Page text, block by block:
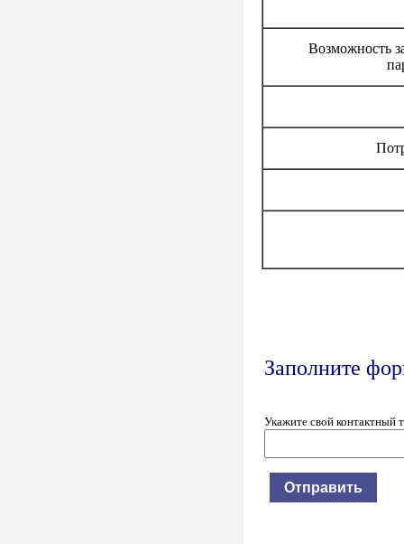
Возможность
Заполните
Укажите свой контактный